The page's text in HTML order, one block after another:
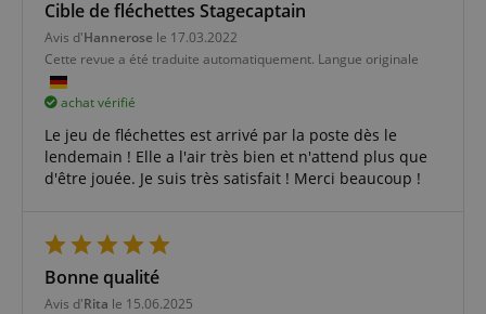
Cible de fléchettes Stagecaptain
Avis d'Hannerose le 17.03.2022
Cette revue a été traduite automatiquement. Langue originale
achat vérifié
Le jeu de fléchettes est arrivé par la poste dès le
lendemain ! Elle a l'air très bien et n'attend plus que
d'être jouée. Je suis très satisfait ! Merci beaucoup !
Bonne qualité
Avis d'Rita le 15.06.2025
Les cookies strictement nécessaires permettent des
fonctionnalités de base du site Web telles que la
correctement sans les cookies strictement
nécessaires.
Nom